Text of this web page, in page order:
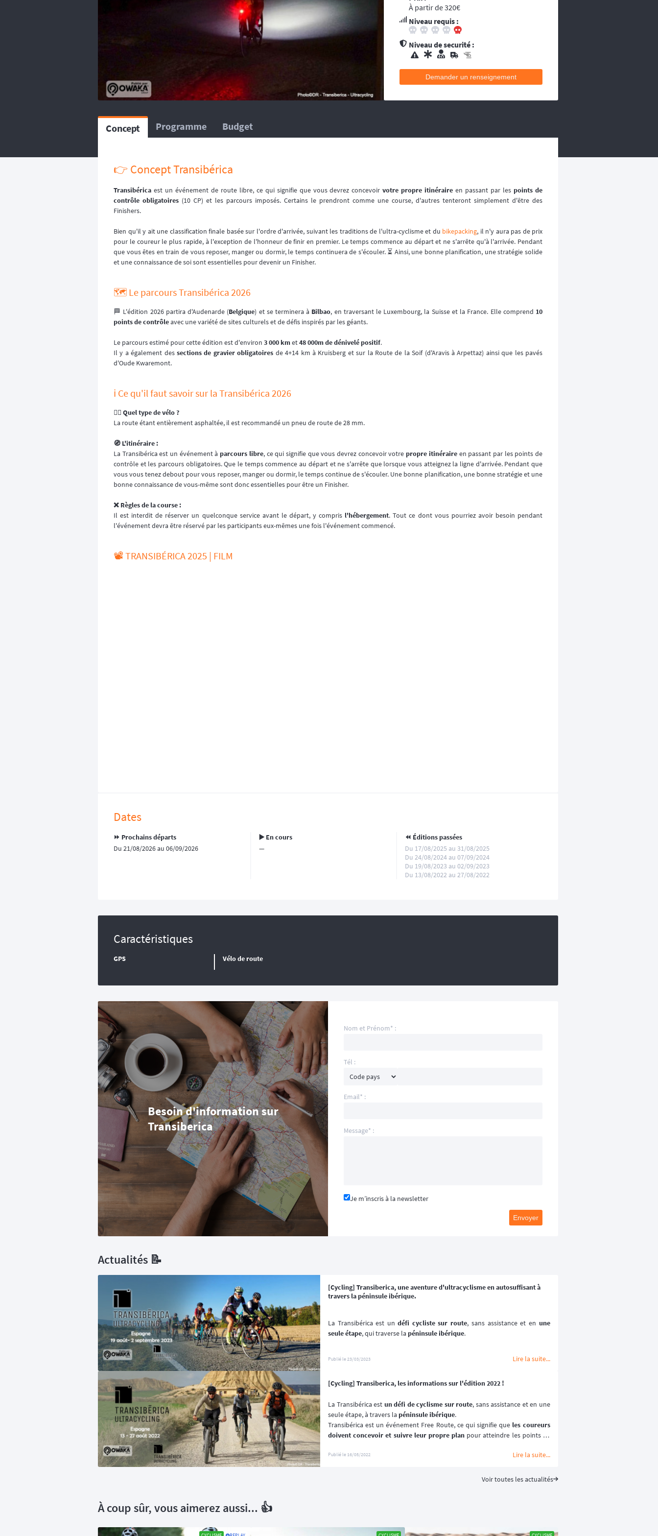
À partir de 320€
Niveau requis :
Niveau de securité :
L’organisation dispose d’au moins une ambulance et/ou véhicule médicalisé à poste ainsi que des médecins et équipes médicales qui se
répartissent sur le circuit, ou suivent la progression de la course.
L’organisation dispose d’hélicoptère(s), d’ambulance, d’équipes médicales à poste ainsi que des médecins et équipes médicales qui se
répartissent sur le circuit, ou suivent la progression de la course.
Demander un renseignement
Concept Programme Budget
👉️ Concept Transibérica
Transibérica est un événement de route libre, ce qui signifie que vous devrez concevoirvotre propre itinéraire en passant par les points de
contrôle obligatoires (10 CP) et les parcours imposés. Certains le prendront comme une course, d'autres tenteront simplement d'être des
Finishers.
Bien qu'il y ait une classification finale basée sur l'ordre d'arrivée, suivant les traditions de l'ultra-cyclisme et du bikepacking, il n'y aura pas de prix
pour le coureur le plus rapide, à l'exception de l'honneur de finir en premier. Le temps commence au départ et ne s'arrête qu'à l'arrivée. Pendant
que vous êtes en train de vous reposer, manger ou dormir, le temps continuera de s'écouler. ⏳ Ainsi, une bonne planification, une stratégie solide
et une connaissance de soi sont essentielles pour devenir un Finisher.
🗺️ Le parcours Transibérica 2026
🏁 L'édition 2026 partira d'Audenarde (Belgique) et se terminera à Bilbao, en traversant le Luxembourg, la Suisse et la France. Elle comprend 10
points de contrôleavec une variété de sites culturels et de défis inspirés par les géants.
Le parcours estimé pour cette édition est d'environ 3 000 kmet48 000m de dénivelé positif.
Il y a également dessections de gravier obligatoires de 4+14 km à Kruisberg et sur la Route de la Soif (d'Aravis à Arpettaz) ainsi que les pavés
d'Oude Kwaremont.
ℹ️ Ce qu'il faut savoir sur la Transibérica 2026
🚴‍♂️ Quel type de vélo ?
La route étant entièrement asphaltée, il est recommandé un pneu de route de 28 mm.
🧭 L'itinéraire :
La Transibérica est un événement à parcours libre, ce qui signifie que vous devrez concevoir votre propre itinéraireen passant par les points de
contrôle et les parcours obligatoires. Que le temps commence au départ et ne s'arrête que lorsque vous atteignez la ligne d'arrivée. Pendant que
vous vous tenez debout pour vous reposer, manger ou dormir, le temps continue de s'écouler. Une bonne planification, une bonne stratégie et une
bonne connaissance de vous-même sont donc essentielles pour être un Finisher.
❌ Règles de la course :
Il est interdit de réserver un quelconque service avant le départ, y compris l'hébergement. Tout ce dont vous pourriez avoir besoin pendant
l'événement devra être réservé par les participants eux-mêmes une fois l'événement commencé.
📽️ TRANSIBÉRICA 2025 | FILM
Dates
⏩️ Prochains départs
Du 21/08/2026 au 06/09/2026
▶️ En cours
—
⏪️ Éditions passées
Du 17/08/2025 au 31/08/2025
Du 24/08/2024 au 07/09/2024
Du 19/08/2023 au 02/09/2023
Du 13/08/2022 au 27/08/2022
Caractéristiques
GPS Vélo de route
Besoin d'information sur
Transiberica
Nom et Prénom* :
Tél :
Email* :
Message* :
Je m’inscris à la newsletter
Envoyer
Actualités 📝
[Cycling] Transiberica, une aventure d'ultracyclisme en autosuffisant à
travers la péninsule ibérique.
La Transibérica est un défi cycliste sur route, sans assistance et en une
seule étape, qui traverse la péninsule ibérique.
Publié le23/03/2023 Lire la suite...
[Cycling] Transiberica, les informations sur l'édition 2022 !
La Transibérica est un défi de cyclisme sur route, sans assistance et en une
seule étape, à travers la péninsule ibérique.
Transibérica est un événement Free Route, ce qui signifie que les coureurs
doivent concevoir et suivre leur propre plan pour atteindre les points de
montagne les plus beaux, diversifiés et difficiles de la péninsule ibérique, en
Publié le 16/05/2022 Lire la suite...
Voir toutes les actualités
À coup sûr, vous aimerez aussi... 👍